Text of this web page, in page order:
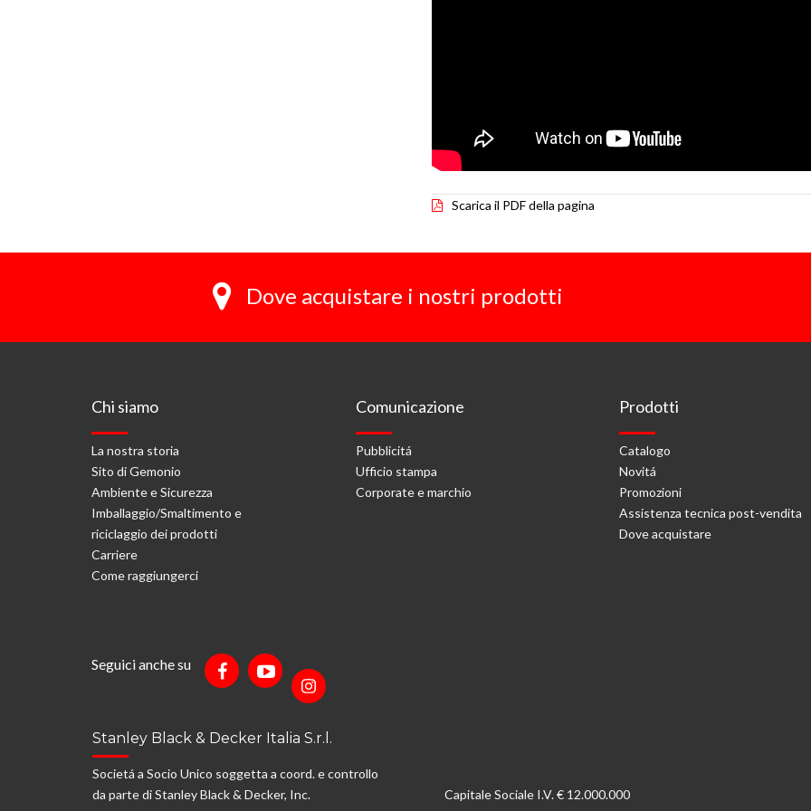
Scarica il PDF della pagina
Dove acquistare i nostri prodotti
Chi siamo
La nostra storia
Sito di Gemonio
Ambiente e Sicurezza
Imballaggio/Smaltimento e
riciclaggio dei prodotti
Carriere
Come raggiungerci
Comunicazione
Pubblicitá
Ufficio stampa
Corporate e marchio
Prodotti
Catalogo
Novitá
Promozioni
Assistenza tecnica post-vendita
Dove acquistare
Seguici anche su
Stanley Black & Decker Italia S.r.l.
Societá a Socio Unico soggetta a coord. e controllo
da parte di Stanley Black & Decker, Inc.
Capitale Sociale I.V. € 12.000.000